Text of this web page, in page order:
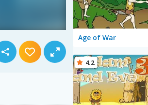
Age of War
4.2